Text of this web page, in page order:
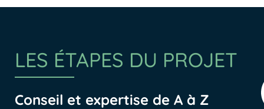
LES ÉTAPES DU PROJET
Conseil et expertise de A à Z